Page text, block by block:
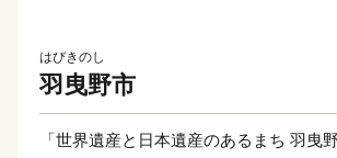
はびきのし
羽曳野市
「世界遺産と日本遺産のあるまち 羽曳